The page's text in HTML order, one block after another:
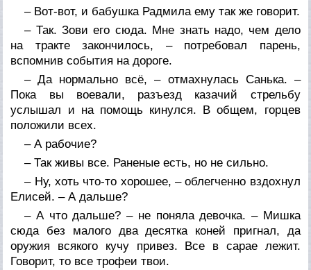
– Вот-вот, и бабушка Радмила ему так же говорит.
– Так. Зови его сюда. Мне знать надо, чем дело
на тракте закончилось, – потребовал парень,
вспомнив события на дороге.
– Да нормально всё, – отмахнулась Санька. –
Пока вы воевали, разъезд казачий стрельбу
услышал и на помощь кинулся. В общем, горцев
положили всех.
– А рабочие?
– Так живы все. Раненые есть, но не сильно.
– Ну, хоть что-то хорошее, – облегченно вздохнул
Елисей. – А дальше?
– А что дальше? – не поняла девочка. – Мишка
сюда без малого два десятка коней пригнал, да
оружия всякого кучу привез. Все в сарае лежит.
Говорит, то все трофеи твои.